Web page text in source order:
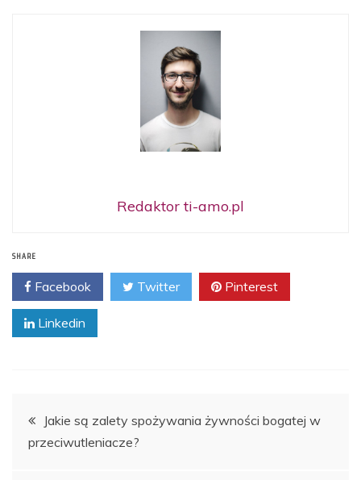
Redaktor ti-amo.pl
SHARE
Facebook Twitter Pinterest
Linkedin
Nawigacja
wpisu
Jakie są zalety spożywania żywności bogatej w
przeciwutleniacze?